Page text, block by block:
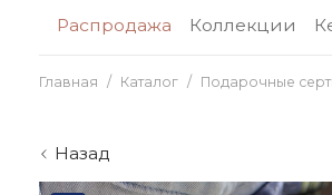
Распродажа Коллекции
Главная Каталог Подарочные
Назад